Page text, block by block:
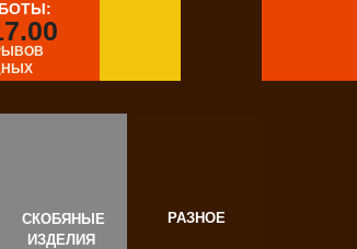
ИЗДЕЛИЯ
РАЗНОЕ